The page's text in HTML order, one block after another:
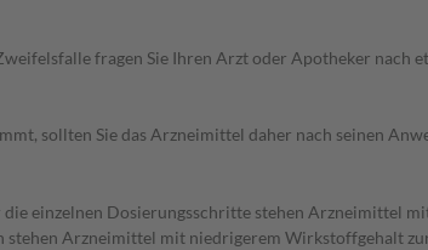
fragen Sie Ihren Arzt oder Apotheker nach
sollten Sie das Arzneimittel daher nach seinen
einzelnen Dosierungsschritte stehen Arzneimittel
Arzneimittel mit niedrigerem Wirkstoffgehalt